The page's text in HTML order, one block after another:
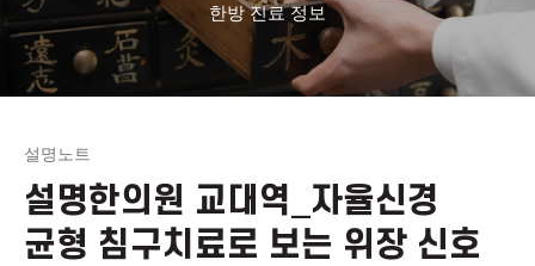
한방 진료 정보
설명노트
설명한의원 교대역_자율신경
균형 침구치료로 보는 위장 신호